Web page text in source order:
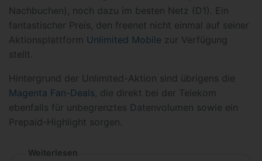
Nachbuchen), noch dazu im besten Netz (D1). Ein
fantastischer Preis, den freenet nicht einmal auf seiner
Aktionsplattform Unlimited Mobile zur Verfügung
stellt.
Hintergrund der Unlimited-Aktion sind übrigens die
Magenta Fan-Deals, die direkt bei der Telekom
ebenfalls für unbegrenztes Datenvolumen sowie ein
Prepaid-Highlight sorgen.
Weiterlesen